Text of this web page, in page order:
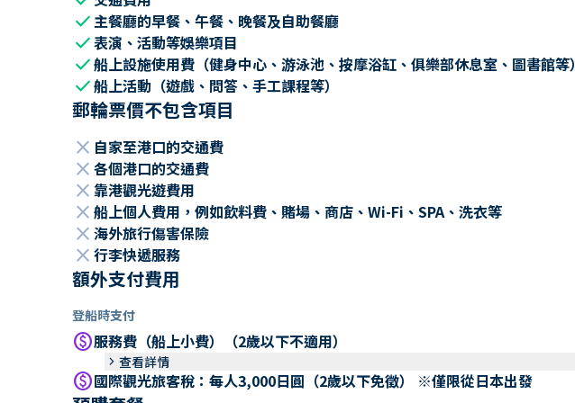
check主餐廳的早餐、午餐、晚餐及自助餐廳
check表演、活動等娛樂項目
check船上設施使用費（健身中心、游泳池、按摩浴缸、俱樂部休息室、圖書館等）
check船上活動（遊戲、問答、手工課程等）
郵輪票價不包含項目
close 自家至港口的交通費
close 各個港口的交通費
close 靠港觀光遊費用
close 船上個人費用，例如飲料費、賭場、商店、Wi-Fi、SPA、洗衣等
close 海外旅行傷害保險
close 行李快遞服務
額外支付費用
登船時支付
paid服務費（船上小費）（2歲以下不適用）
keyboard_arrow_right 查看詳情
paid國際觀光旅客稅：每人3,000日圓（2歲以下免徵） ※僅限從日本出發